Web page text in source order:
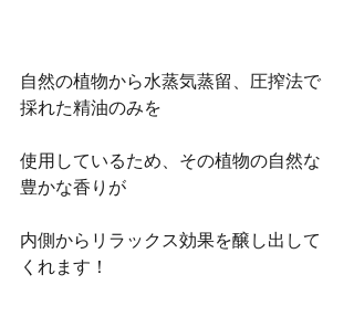
自然の植物から水蒸気蒸留、圧搾法で
採れた精油のみを
使用しているため、その植物の自然な
豊かな香りが
内側からリラックス効果を醸し出して
くれます！